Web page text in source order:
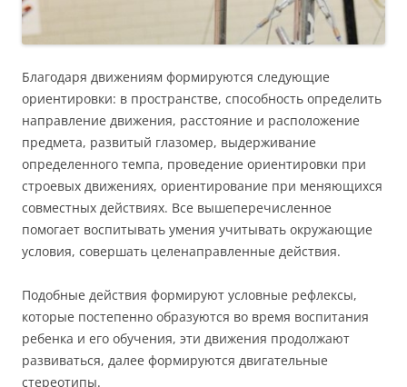
Благодаря движениям формируются следующие
ориентировки: в пространстве, способность определить
направление движения, расстояние и расположение
предмета, развитый глазомер, выдерживание
определенного темпа, проведение ориентировки при
строевых движениях, ориентирование при меняющихся
совместных действиях. Все вышеперечисленное
помогает воспитывать умения учитывать окружающие
условия, совершать целенаправленные действия.
Подобные действия формируют условные рефлексы,
которые постепенно образуются во время воспитания
ребенка и его обучения, эти движения продолжают
развиваться, далее формируются двигательные
стереотипы.